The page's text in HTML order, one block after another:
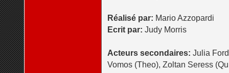
Réalisé par: Mario Azzopardi
Ecrit par: Judy Morris
Acteurs secondaires: Julia
Vomos (Theo), Zoltan Seress